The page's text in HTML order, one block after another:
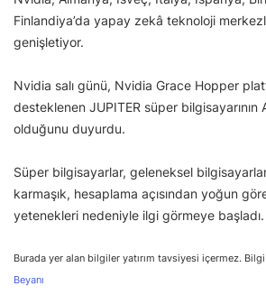
Finlandiya’da yapay zekâ teknoloji
genişletiyor.
Nvidia salı günü, Nvidia Grace Hopper
desteklenen JUPITER süper bilgisayarının
olduğunu duyurdu.
Süper bilgisayarlar, geleneksel
karmaşık, hesaplama açısından yoğun
yetenekleri nedeniyle ilgi görmeye başladı.
Burada yer alan bilgiler yatırım tavsiyesi içermez.
Beyanı